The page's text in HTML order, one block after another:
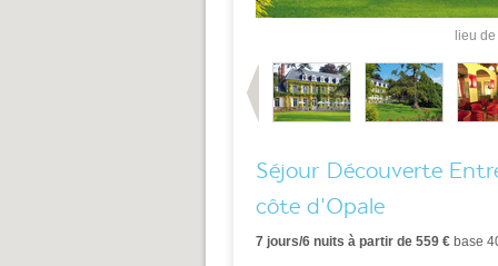
lieu
Séjour Découverte
côte d'Opale
7 jours/6 nuits à partir de 559 € base